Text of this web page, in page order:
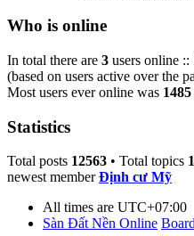
Who is online
In total there are 3 users online ::
(based on users active over the
Most users ever online was 1485
Statistics
Total posts 12563 • Total topics
newest memberĐịnh cư Mỹ
All times are UTC+07:00
Sàn Đất Nền Online